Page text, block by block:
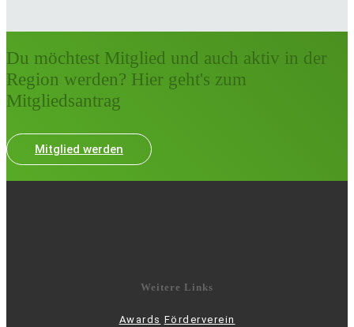
Du möchtest Mitglied und auch aktiv in der
Region werden? Hier geht's zum
Mitgliedsantrag
Mitglied werden
Weitere Links
Awards Förderverein